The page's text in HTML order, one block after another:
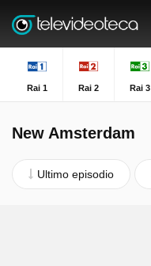
Rai 1 Rai 2 Rai 3
New Amsterdam
Ultimo episodio